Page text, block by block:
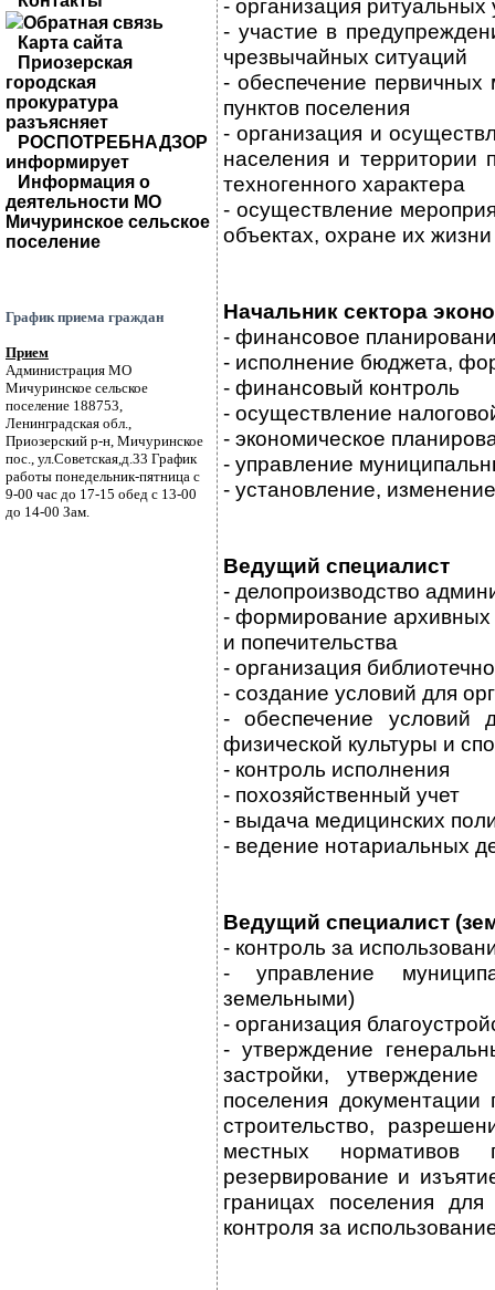
Обратная связь
Карта сайта
Приозерская
городская
прокуратура
разъясняет
РОСПОТРЕБНАДЗОР
информирует
Информация о
деятельности МО
Мичуринское сельское
поселение
График приема граждан
Прием
Администрация МО
Мичуринское сельское
поселение 188753,
Ленинградская обл.,
Приозерский р-н, Мичуринское
пос., ул.Советская,д.33 График
работы понедельник-пятница с
9-00 час до 17-15 обед с 13-00
до 14-00 Зам.
- организация
- участие в
чрезвычайных ситуаций
- обеспечение первичных
пунктов поселения
- организация и
населения и территории
техногенного характера
- осуществление
объектах, охране их
Начальник сектора
- финансовое
- исполнение бюджета,
- финансовый контроль
- осуществление
- экономическое
- управление
- установление,
Ведущий специалист
- делопроизводство
- формирование архивных
и попечительства
- организация
- создание условий для
- обеспечение условий
физической культуры и
- контроль исполнения
- похозяйственный учет
- выдача медицинских
- ведение нотариальных
Ведущий специалист
- контроль за
- управление
земельными)
- организация
- утверждение
застройки,
поселения
строительство,
местных нормативов
резервирование и
границах поселения
контроля за